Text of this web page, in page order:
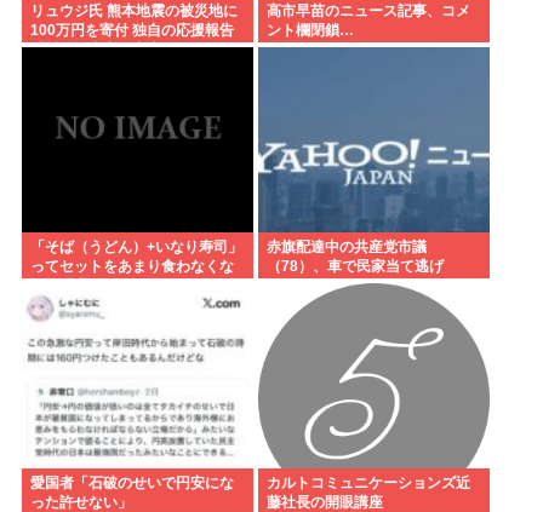
リュウジ氏 熊本地震の被災地に
100万円を寄付 独自の応援報告
「料理研究家に出来るのはこれ
高市早苗のニュース記事、コメ
ント欄閉鎖…
「そば（うどん）+いなり寿司」
ってセットをあまり食わなくな
赤旗配達中の共産党市議
（78）、車で民家当て逃げ
愛国者「石破のせいで円安にな
った許せない」
カルトコミュニケーションズ近
藤社長の開眼講座